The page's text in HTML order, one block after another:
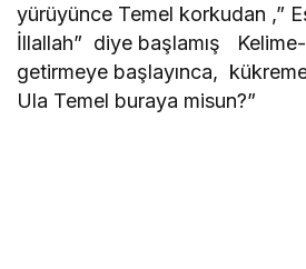
yürüyünce Temel korkudan ,”
İllallah” diye başlamış
getirmeye başlayınca,
Ula Temel buraya misun?”